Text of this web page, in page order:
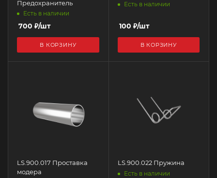
Предохранитель
Есть в наличии
700 ₽/шт
В КОРЗИНУ
Есть в наличии
100 ₽/шт
В КОРЗИНУ
LS.900.017 Проставка
модера
LS.900.022 Пружина
Есть в наличии